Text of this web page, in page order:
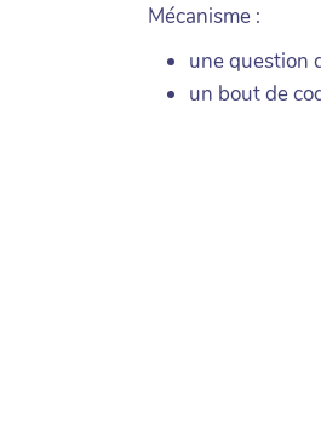
Mécanisme :
une question
un bout de